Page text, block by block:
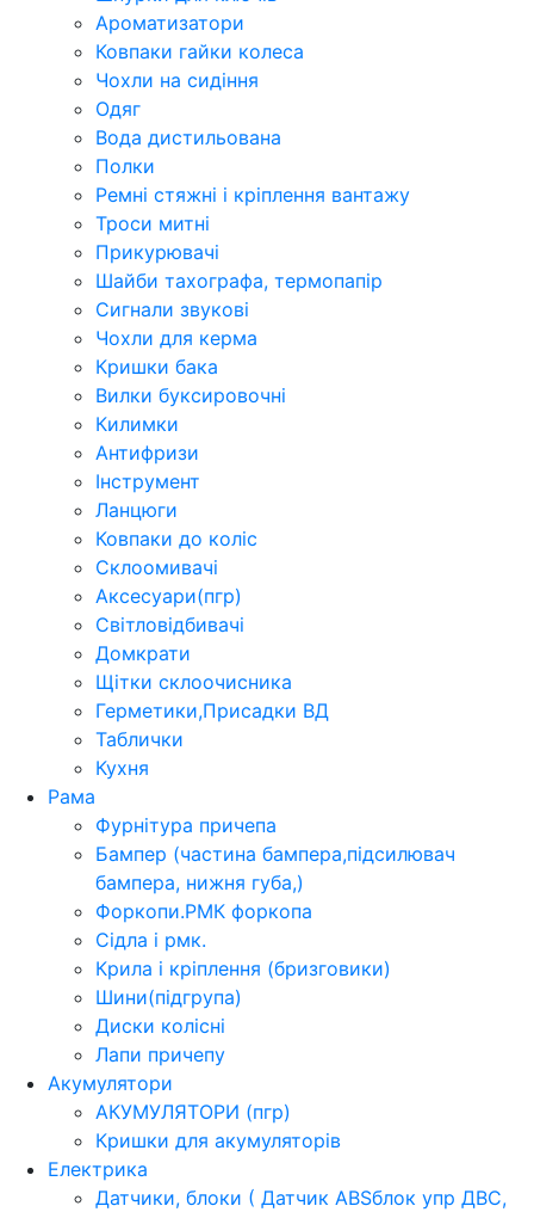
Ароматизатори
Ковпаки гайки колеса
Чохли на сидіння
Одяг
Вода дистильована
Полки
Ремні стяжні і кріплення вантажу
Троси митні
Прикурювачі
Шайби тахографа, термопапір
Сигнали звукові
Чохли для керма
Кришки бака
Вилки буксировочні
Килимки
Антифризи
Інструмент
Ланцюги
Ковпаки до коліс
Склоомивачі
Аксесуари(пгр)
Світловідбивачі
Домкрати
Щітки склоочисника
Герметики,Присадки ВД
Таблички
Кухня
Рама
Фурнітура причепа
Бампер (частина бампера,підсилювач
бампера, нижня губа,)
Форкопи.РМК форкопа
Сідла і рмк.
Крила і кріплення (бризговики)
Шини(підгрупа)
Диски колісні
Лапи причепу
Акумулятори
АКУМУЛЯТОРИ (пгр)
Кришки для акумуляторів
Електрика
Датчики, блоки ( Датчик ABSблок упр ДВС,